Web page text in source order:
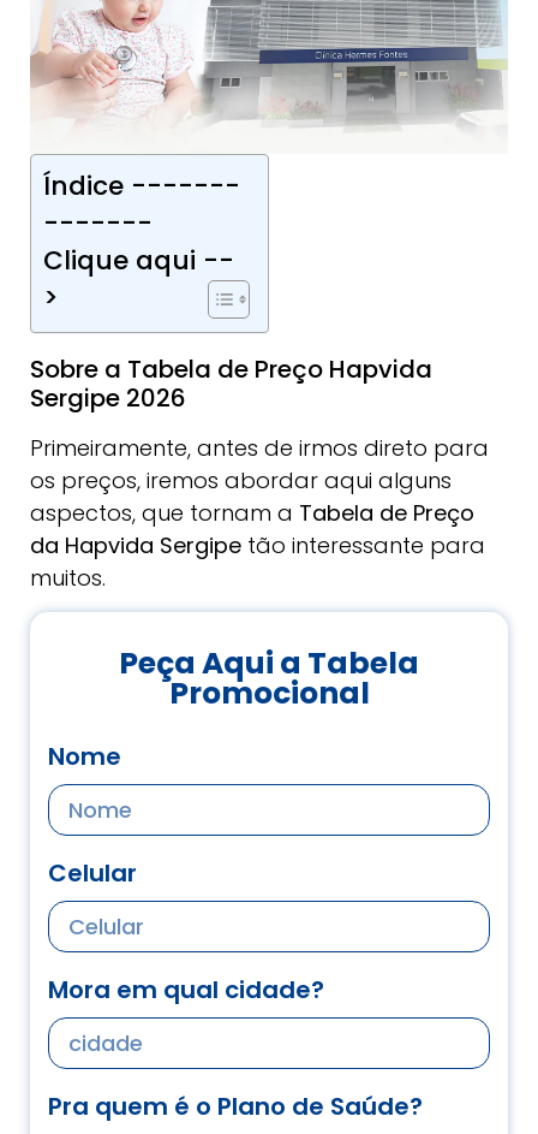
Índice -------
-------
Clique aqui --
>
Sobre a Tabela de Preço Hapvida
Sergipe 2026
Primeiramente, antes de irmos direto para
os preços, iremos abordar aqui alguns
aspectos, que tornam a Tabela de Preço
da Hapvida Sergipe tão interessante para
muitos.
Peça Aqui a Tabela
Promocional
Nome
Celular
Mora em qual cidade?
Pra quem é o Plano de Saúde?